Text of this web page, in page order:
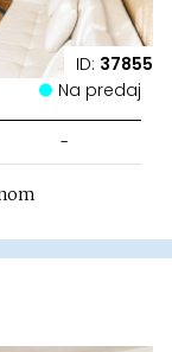
ID: 37855
Na predaj
-